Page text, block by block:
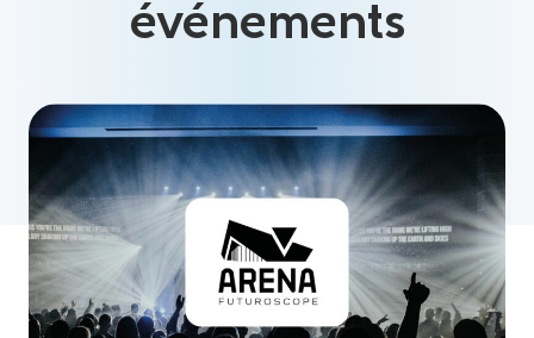
événements